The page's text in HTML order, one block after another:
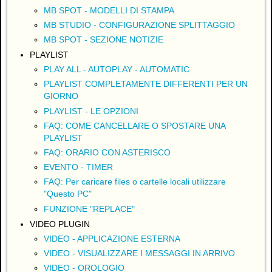
MB SPOT - MODELLI DI STAMPA
MB STUDIO - CONFIGURAZIONE SPLITTAGGIO
MB SPOT - SEZIONE NOTIZIE
PLAYLIST
PLAY ALL - AUTOPLAY - AUTOMATIC
PLAYLIST COMPLETAMENTE DIFFERENTI PER UN
GIORNO
PLAYLIST - LE OPZIONI
FAQ: COME CANCELLARE O SPOSTARE UNA
PLAYLIST
FAQ: ORARIO CON ASTERISCO
EVENTO - TIMER
FAQ: Per caricare files o cartelle locali utilizzare
"Questo PC"
FUNZIONE "REPLACE"
VIDEO PLUGIN
VIDEO - APPLICAZIONE ESTERNA
VIDEO - VISUALIZZARE I MESSAGGI IN ARRIVO
VIDEO - OROLOGIO